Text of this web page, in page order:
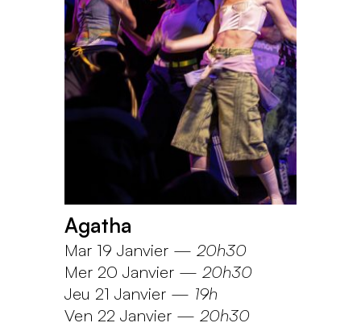
Agatha
Mar 19 Janvier — 20h30
Mer 20 Janvier — 20h30
Jeu 21 Janvier — 19h
Ven 22 Janvier — 20h30